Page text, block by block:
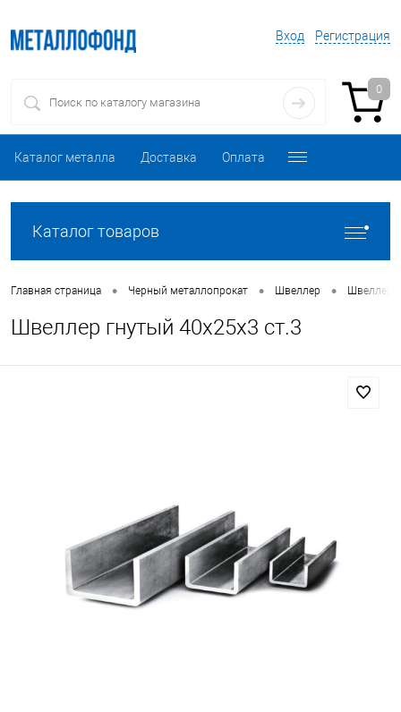
Вход Регистрация
0
Каталог металла Доставка Оплата
Каталог товаров
Главная страница • Черный металлопрокат • Швеллер • Швеллер
Швеллер гнутый 40х25х3 ст.3